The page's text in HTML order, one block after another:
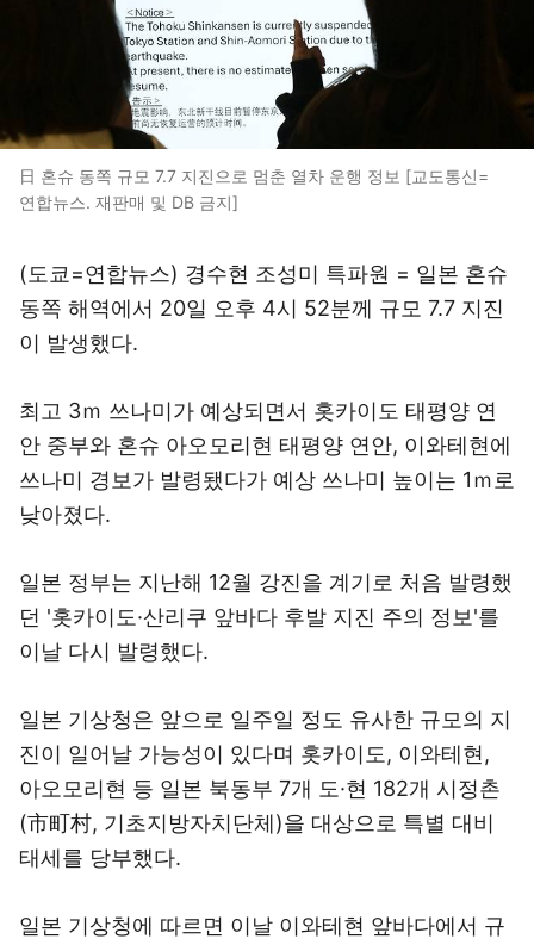
日 혼슈 동쪽 규모 7.7 지진으로 멈춘 열차 운행 정보 [교도통신=
연합뉴스. 재판매 및 DB 금지]
(도쿄=연합뉴스) 경수현 조성미 특파원 = 일본 혼슈
동쪽 해역에서 20일 오후 4시 52분께 규모 7.7 지진
이 발생했다.
최고 3ｍ 쓰나미가 예상되면서 홋카이도 태평양 연
안 중부와 혼슈 아오모리현 태평양 연안, 이와테현에
쓰나미 경보가 발령됐다가 예상 쓰나미 높이는 1ｍ로
낮아졌다.
일본 정부는 지난해 12월 강진을 계기로 처음 발령했
던 '홋카이도·산리쿠 앞바다 후발 지진 주의 정보'를
이날 다시 발령했다.
일본 기상청은 앞으로 일주일 정도 유사한 규모의 지
진이 일어날 가능성이 있다며 홋카이도, 이와테현,
아오모리현 등 일본 북동부 7개 도·현 182개 시정촌
(市町村, 기초지방자치단체)을 대상으로 특별 대비
태세를 당부했다.
일본 기상청에 따르면 이날 이와테현 앞바다에서 규